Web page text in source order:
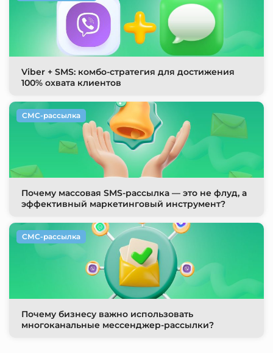
Viber + SMS: комбо-стратегия для достижения
100% охвата клиентов
Почему массовая SMS-рассылка — это не флуд, а
эффективный маркетинговый инструмент?
СМС-рассылка
Почему бизнесу важно использовать
многоканальные мессенджер-рассылки?
СМС-рассылка